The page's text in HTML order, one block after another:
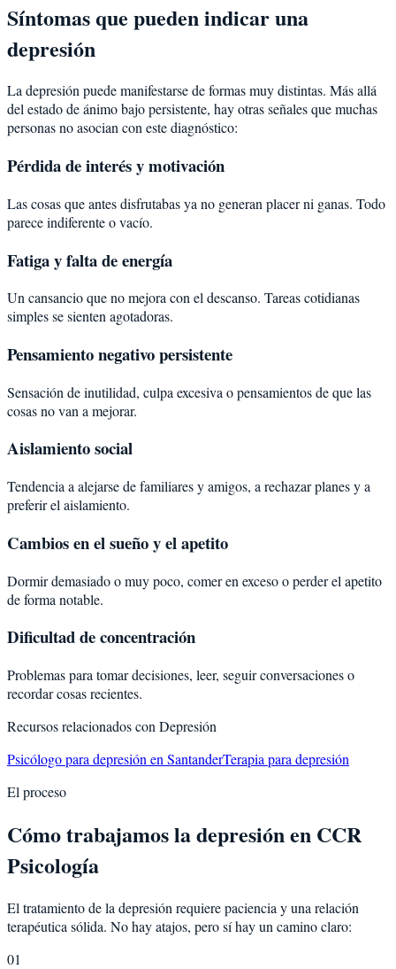
Síntomas que pueden indicar una
depresión
La depresión puede manifestarse de formas muy distintas. Más allá
del estado de ánimo bajo persistente, hay otras señales que muchas
personas no asocian con este diagnóstico:
Pérdida de interés y motivación
Las cosas que antes disfrutabas ya no generan placer ni ganas. Todo
parece indiferente o vacío.
Fatiga y falta de energía
Un cansancio que no mejora con el descanso. Tareas cotidianas
simples se sienten agotadoras.
Pensamiento negativo persistente
Sensación de inutilidad, culpa excesiva o pensamientos de que las
cosas no van a mejorar.
Aislamiento social
Tendencia a alejarse de familiares y amigos, a rechazar planes y a
preferir el aislamiento.
Cambios en el sueño y el apetito
Dormir demasiado o muy poco, comer en exceso o perder el apetito
de forma notable.
Dificultad de concentración
Problemas para tomar decisiones, leer, seguir conversaciones o
recordar cosas recientes.
Recursos relacionados con Depresión
Psicólogo para depresión en SantanderTerapia para depresión
El proceso
Cómo trabajamos la depresión en CCR
Psicología
El tratamiento de la depresión requiere paciencia y una relación
terapéutica sólida. No hay atajos, pero sí hay un camino claro:
01